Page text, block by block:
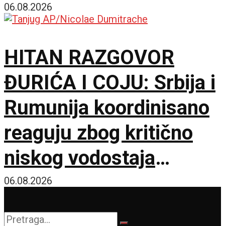
06.08.2026
HITAN RAZGOVOR
ĐURIĆA I COJU: Srbija i
Rumunija koordinisano
reaguju zbog kritično
niskog vodostaja
Dunava
06.08.2026